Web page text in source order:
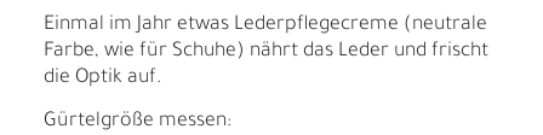
Einmal im Jahr etwas Lederpflegecreme (neutrale
Farbe, wie für Schuhe) nährt das Leder und frischt
die Optik auf.
Gürtelgröße messen: